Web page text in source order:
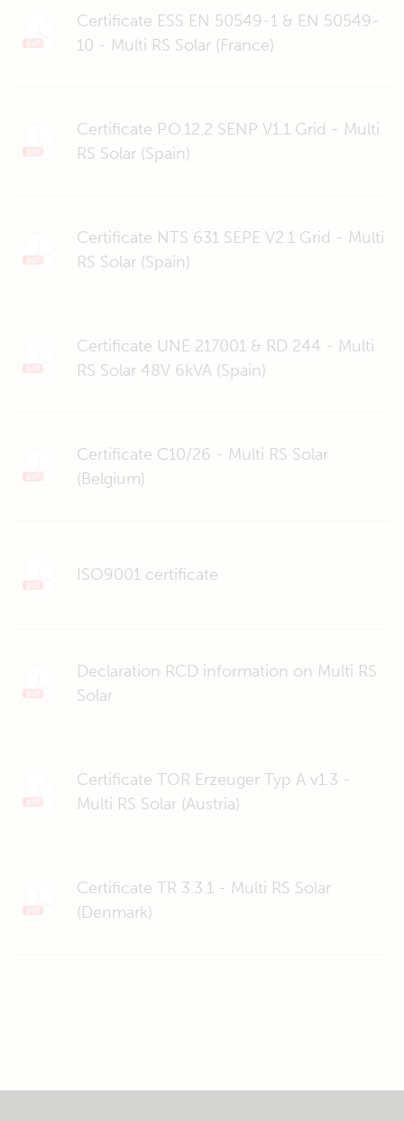
Certificate ESS EN 50549-1 & EN 50549-
10 - Multi RS Solar (France)
Certificate P.O.12.2 SENP V1.1 Grid - Multi
RS Solar (Spain)
Certificate NTS 631 SEPE V2.1 Grid - Multi
RS Solar (Spain)
Certificate UNE 217001 & RD 244 - Multi
RS Solar 48V 6kVA (Spain)
Certificate C10/26 - Multi RS Solar
(Belgium)
ISO9001 certificate
Declaration RCD information on Multi RS
Solar
Certificate TOR Erzeuger Typ A v1.3 -
Multi RS Solar (Austria)
Certificate TR 3.3.1 - Multi RS Solar
(Denmark)